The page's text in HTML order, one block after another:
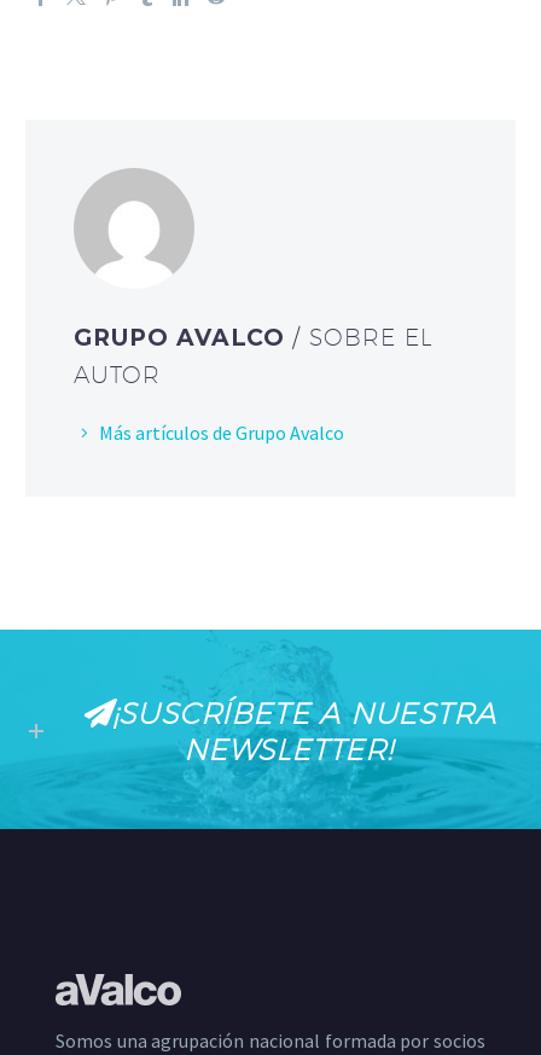
GRUPO AVALCO/ SOBRE EL
AUTOR
Más artículos de Grupo Avalco
¡SUSCRÍBETE A NUESTRA
NEWSLETTER!
Somos una agrupación nacional formada por socios